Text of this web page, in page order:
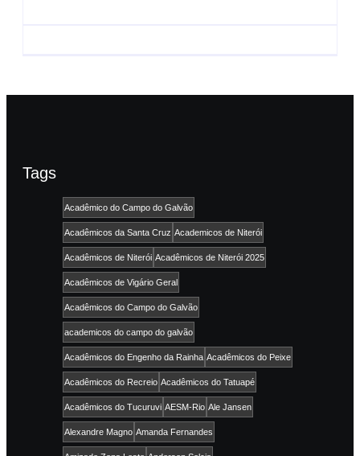
Tags
Acadêmico do Campo do Galvão
Acadêmicos da Santa Cruz Academicos de Niterói
Acadêmicos de Niterói Acadêmicos de Niterói 2025
Acadêmicos de Vigário Geral
Acadêmicos do Campo do Galvão
academicos do campo do galvão
Acadêmicos do Engenho da Rainha Acadêmicos do Peixe
Acadêmicos do Recreio Acadêmicos do Tatuapé
Acadêmicos do Tucuruvi AESM-Rio Ale Jansen
Alexandre Magno Amanda Fernandes